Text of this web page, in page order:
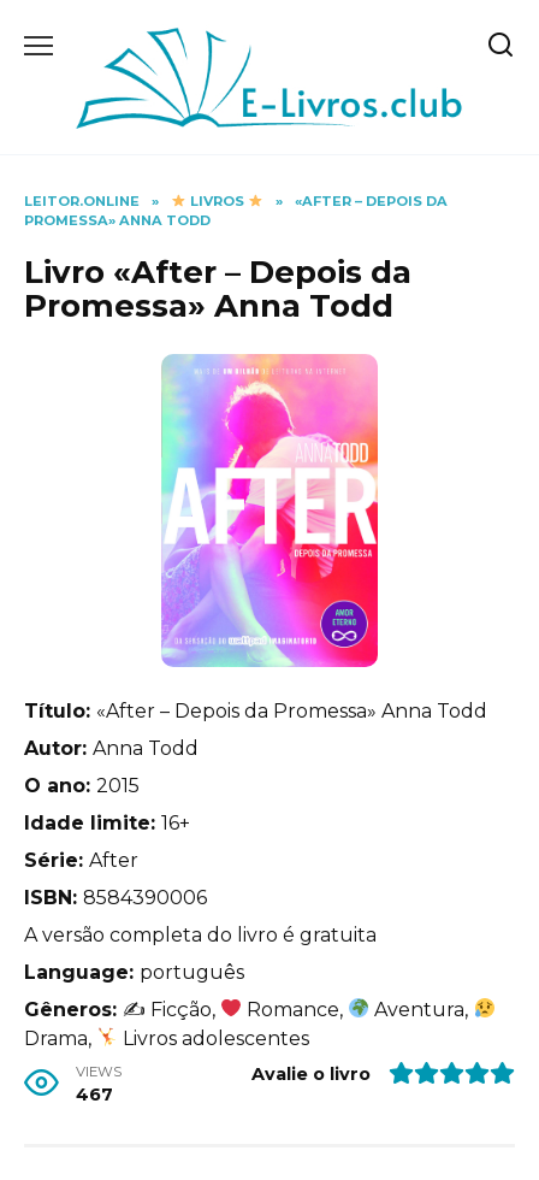
LEITOR.ONLINE » LIVROS »
«AFTER – DEPOIS DA
PROMESSA» ANNA TODD
Livro «After – Depois da
Promessa» Anna Todd
Título: «After – Depois da Promessa» Anna Todd
Autor: Anna Todd
O ano: 2015
Idade limite: 16+
Série: After
ISBN: 8584390006
A versão completa do livro é gratuita
Language: português
Gêneros: ✍ Ficção, Romance,
Aventura,
Drama,
Livros adolescentes
VIEWS
467
Avalie o livro